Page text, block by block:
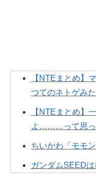
【NTEまとめ】
つてのネトゲみ
【NTEまとめ】
よ………って思っ
ちいかわ「モモ
ガンダムSEED